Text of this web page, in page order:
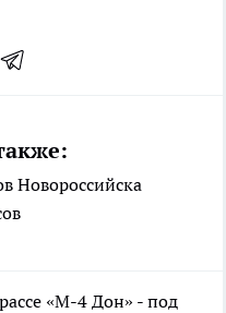
Новороссийска
«М-4 Дон» - под